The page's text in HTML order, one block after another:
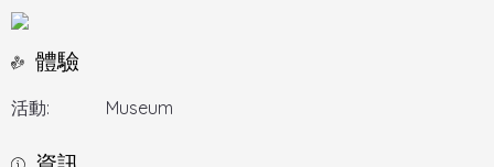
體驗
活動: Museum